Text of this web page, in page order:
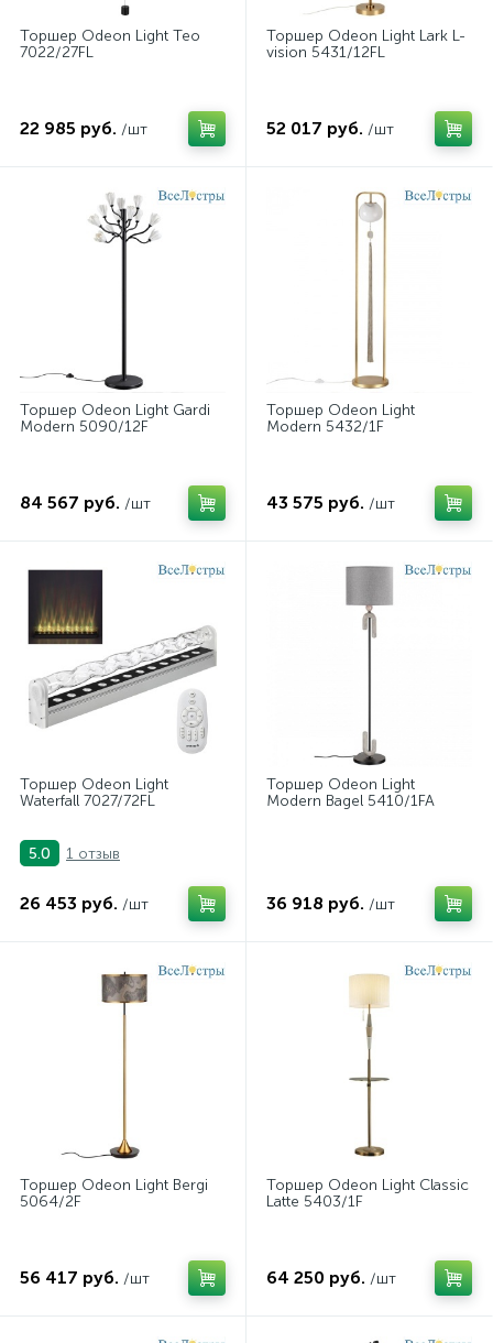
Торшер Odeon Light Teo
7022/27FL
22 985 руб. /шт
Торшер Odeon Light Lark L-
vision 5431/12FL
52 017 руб. /шт
Торшер Odeon Light Gardi
Modern 5090/12F
84 567 руб. /шт
Торшер Odeon Light
Modern 5432/1F
43 575 руб. /шт
Торшер Odeon Light
Waterfall 7027/72FL
5.0 1 отзыв
26 453 руб. /шт
Торшер Odeon Light
Modern Bagel 5410/1FA
36 918 руб. /шт
Торшер Odeon Light Bergi
5064/2F
56 417 руб. /шт
Торшер Odeon Light Classic
Latte 5403/1F
64 250 руб. /шт